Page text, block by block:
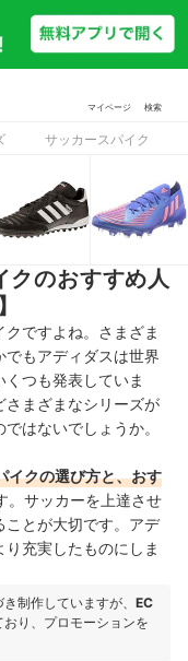
マイページ 検索
サッカースパイク
クのおすすめ人
ですよね。さまざま
もアディダスは世界
つも発表していま
さまざまなシリーズが
はないでしょうか。
イクの選び方と、おす
。サッカーを上達させ
ことが大切です。アデ
充実したものにしま
制作していますが、 EC
おり、プロモーションを